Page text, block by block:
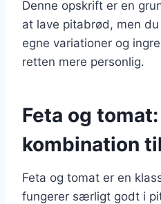
Denne opskrift er en
at lave pitabrød, men
egne variationer og
retten mere personlig.
Feta og
kombination
Feta og tomat er en
fungerer særligt godt i